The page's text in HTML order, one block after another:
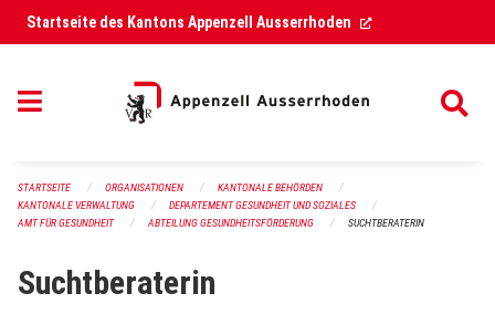
Navigation überspringen
Startseite des Kantons Appenzell Ausserrhoden (External Link)
STARTSEITE ORGANISATIONEN
KANTONALE BEHÖRDEN
KANTONALE VERWALTUNG
DEPARTEMENT GESUNDHEIT UND SOZIALES
AMT FÜR GESUNDHEIT
ABTEILUNG GESUNDHEITSFÖRDERUNG SUCHTBERATERIN
Suchtberaterin